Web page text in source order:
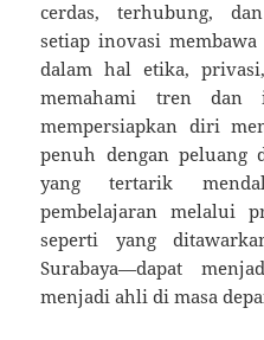
cerdas, terhubung,
setiap inovasi
dalam hal etika,
memahami tren
mempersiapkan diri
penuh dengan peluang
yang tertarik
pembelajaran melalui
seperti yang
Surabaya—dapat
menjadi ahli di masa